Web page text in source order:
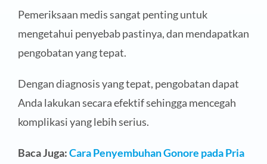
Pemeriksaan medis sangat penting untuk
mengetahui penyebab pastinya, dan mendapatkan
pengobatan yang tepat.
Dengan diagnosis yang tepat, pengobatan dapat
Anda lakukan secara efektif sehingga mencegah
komplikasi yang lebih serius.
Baca Juga:Cara Penyembuhan Gonore pada Pria